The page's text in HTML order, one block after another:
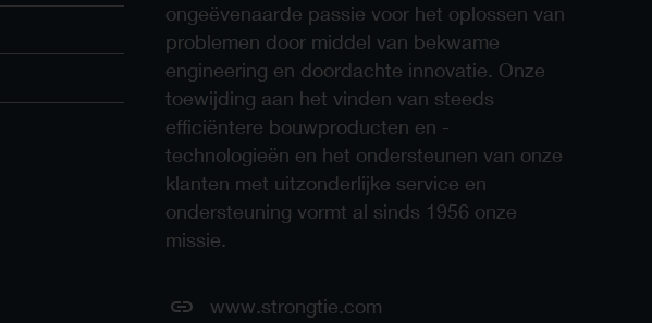
ongeëvenaarde passie voor het oplossen van
problemen door middel van bekwame
engineering en doordachte innovatie. Onze
toewijding aan het vinden van steeds
efficiëntere bouwproducten en -
technologieën en het ondersteunen van onze
klanten met uitzonderlijke service en
ondersteuning vormt al sinds 1956 onze
missie.
www.strongtie.com